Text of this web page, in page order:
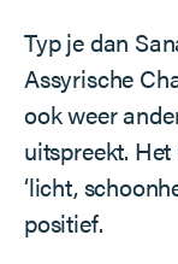
Typ je dan
Assyrische
ook weer
uitspreekt.
‘licht,
positief.